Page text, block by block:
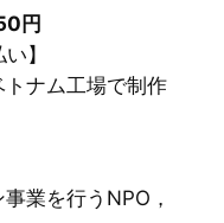
円
】
ナム工場で制作
業を行うNPO，